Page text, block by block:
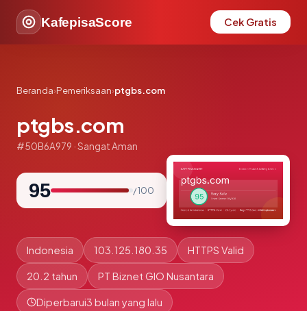
KafepisaScore Cek Gratis
Beranda›Pemeriksaan›ptgbs.com
ptgbs.com
#50B6A979 · Sangat Aman
95 / 100
Indonesia 103.125.180.35 HTTPS Valid
20.2 tahun PT Biznet GIO Nusantara
Diperbarui3 bulan yang lalu